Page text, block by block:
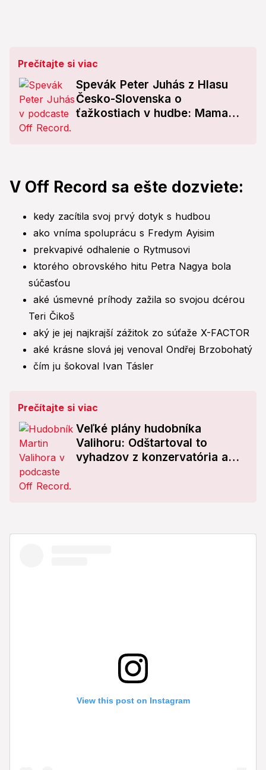
Prečítajte si viac
Spevák Peter Juhás z Hlasu
Česko-Slovenska o
ťažkostiach v hudbe: Mama
V Off Record sa ešte dozviete:
kedy zacítila svoj prvý dotyk s hudbou
ako vníma spoluprácu s Fredym Ayisim
prekvapivé odhalenie o Rytmusovi
ktorého obrovského hitu Petra Nagya bola
súčasťou
aké úsmevné príhody zažila so svojou dcérou
Teri Čikoš
aký je jej najkrajší zážitok zo súťaže X-FACTOR
aké krásne slová jej venoval Ondřej Brzobohatý
čím ju šokoval Ivan Tásler
Prečítajte si viac
Veľké plány hudobníka
Valihoru: Odštartoval to
vyhadzov z konzervatória a